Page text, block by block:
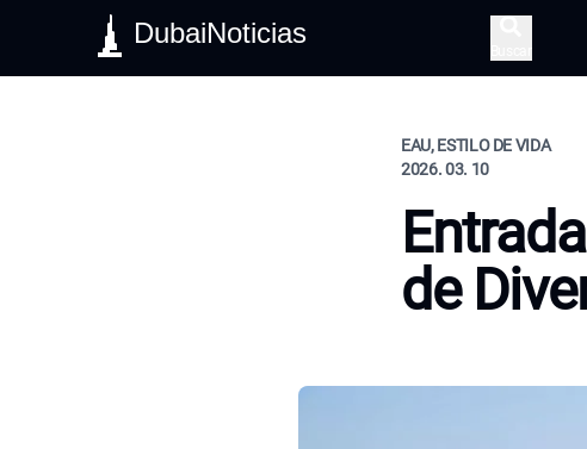
DubaiNoticias
EAU, ESTILO DE VIDA
2026. 03. 10
de